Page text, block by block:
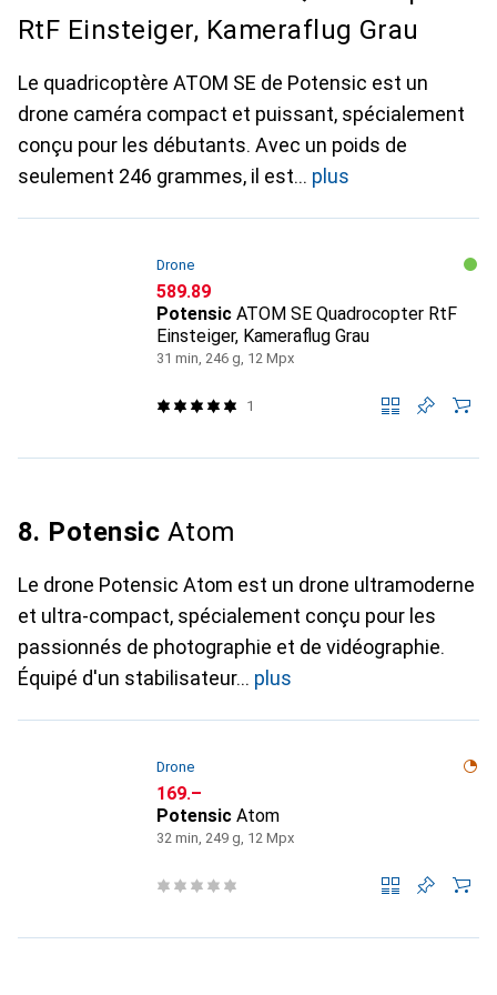
RtF Einsteiger, Kameraflug Grau
Le quadricoptère ATOM SE de Potensic est un
drone caméra compact et puissant, spécialement
conçu pour les débutants. Avec un poids de
seulement 246 grammes, il est
plus
Drone
CHF
589.89
Potensic ATOM SE Quadrocopter RtF
Einsteiger, Kameraflug Grau
31 min, 246 g, 12 Mpx
1
8. Potensic Atom
Le drone Potensic Atom est un drone ultramoderne
et ultra-compact, spécialement conçu pour les
passionnés de photographie et de vidéographie.
Équipé d'un stabilisateur
plus
Drone
CHF
169.–
Potensic Atom
32 min, 249 g, 12 Mpx